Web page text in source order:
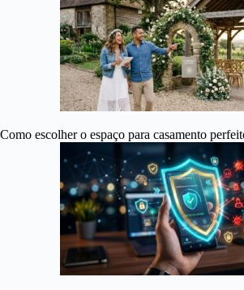
Como escolher o espaço para casamento